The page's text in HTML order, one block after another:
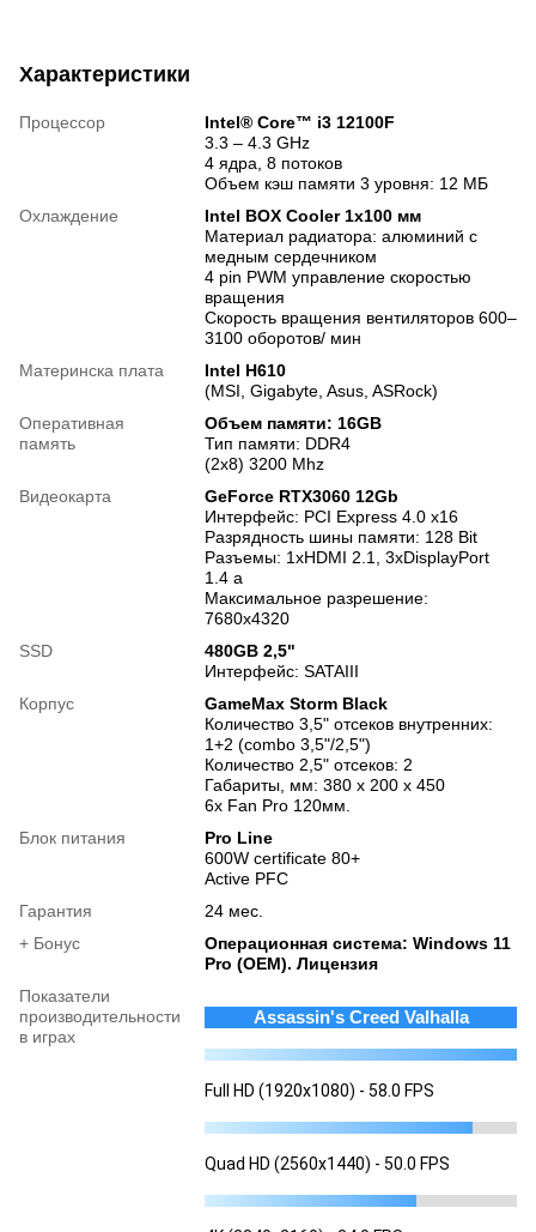
Характеристики
Процессор
Intel® Core™ i3 12100F
3.3 – 4.3 GHz
4 ядра, 8 потоков
Объем кэш памяти 3 уровня: 12 МБ
Охлаждение
Intel BOX Cooler 1x100 мм
Материал радиатора: алюминий с
медным сердечником
4 pin PWM управление скоростью
вращения
Скорость вращения вентиляторов 600–
3100 оборотов/ мин
Материнска плата
Intel H610
(MSI, Gigabyte, Asus, ASRock)
Оперативная
память
Объем памяти: 16GB
Тип памяти: DDR4
(2x8) 3200 Mhz
Видеокарта
GeForce RTX3060 12Gb
Интерфейс: PCI Express 4.0 x16
Разрядность шины памяти: 128 Bit
Разъемы: 1xHDMI 2.1, 3xDisplayPort
1.4 a
Максимальное разрешение:
7680x4320
SSD
480GB 2,5"
Интерфейс: SATAIII
Корпус
GameMax Storm Black
Количество 3,5" отсеков внутренних:
1+2 (сombo 3,5"/2,5")
Количество 2,5" отсеков: 2
Габариты, мм: 380 x 200 x 450
6х Fan Pro 120мм.
Блок питания
Pro Line
600W certificate 80+
Active PFC
Гарантия
24 мес.
+ Бонус
Операционная система: Windows 11
Pro (OEM). Лицензия
Показатели
производительности
в играх
Assassin's Creed Valhalla
Full HD (1920x1080) - 58.0 FPS
Quad HD (2560x1440) - 50.0 FPS